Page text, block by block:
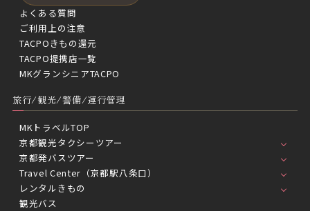
よくある質問
ご利用上の注意
TACPOきもの還元
TACPO提携店一覧
MKグランシニアTACPO
旅行/観光/警備/運行管理
MKトラベルTOP
京都観光タクシーツアー
京都発バスツアー
Travel Center（京都駅八条口）
レンタルきもの
観光バス